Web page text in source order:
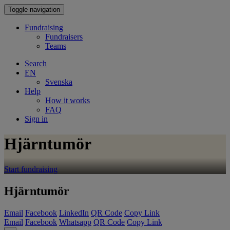
Toggle navigation
Fundraising
Fundraisers
Teams
Search
EN
Svenska
Help
How it works
FAQ
Sign in
Hjärntumör
Start fundraising
Hjärntumör
Email Facebook LinkedIn QR Code Copy Link
Email Facebook Whatsapp QR Code Copy Link